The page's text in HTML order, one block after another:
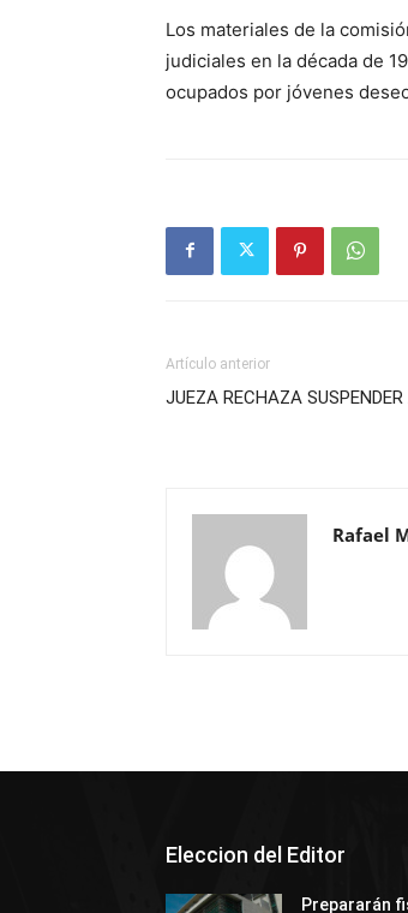
Los materiales de la
judiciales en la década de
ocupados por jóvenes
Artículo anterior
JUEZA RECHAZA
Rafael
Eleccion del Editor
Prepararán